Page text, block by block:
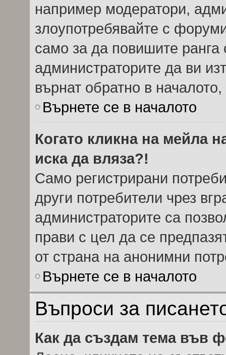
например модератори,
злоупотребявайте с
само за да повишите ранга
администраторите да ви
върнат обратно в
Върнете се в началото
Когато кликна на мейла
иска да вляза?!
Само регистрирани
други потребители чрез
администраторите са
прави с цел да се
от страна на анонимни
Върнете се в началото
Въпроси за
Как да създам тема във